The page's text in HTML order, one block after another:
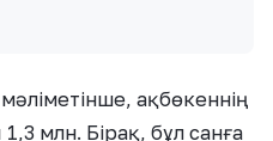
ақбөкеннің
млн. Бірақ, бұл санға